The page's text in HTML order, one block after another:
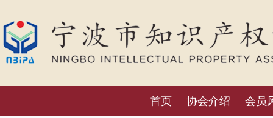
首页 协会介绍 会员